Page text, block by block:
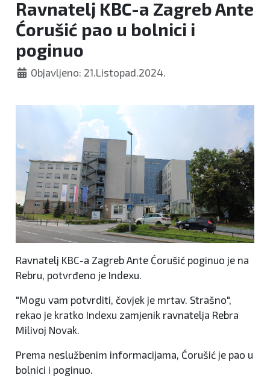
Ravnatelj KBC-a Zagreb Ante
Ćorušić pao u bolnici i
poginuo
Objavljeno: 21.Listopad.2024.
Ravnatelj KBC-a Zagreb Ante Ćorušić poginuo je na
Rebru, potvrđeno je Indexu.
"Mogu vam potvrditi, čovjek je mrtav. Strašno",
rekao je kratko Indexu zamjenik ravnatelja Rebra
Milivoj Novak.
Prema neslužbenim informacijama, Ćorušić je pao u
bolnici i poginuo.